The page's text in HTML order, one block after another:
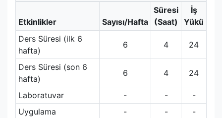
Etkinlikler Sayısı/Hafta
Süresi
(Saat)
İş
Yükü
Ders Süresi (ilk 6
hafta)
6 4 24
Ders Süresi (son 6
hafta)
6 4 24
Laboratuvar - -
-
Uygulama
- -
-